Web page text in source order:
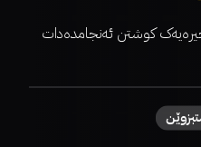
کوشتن ئەنجامدەدات